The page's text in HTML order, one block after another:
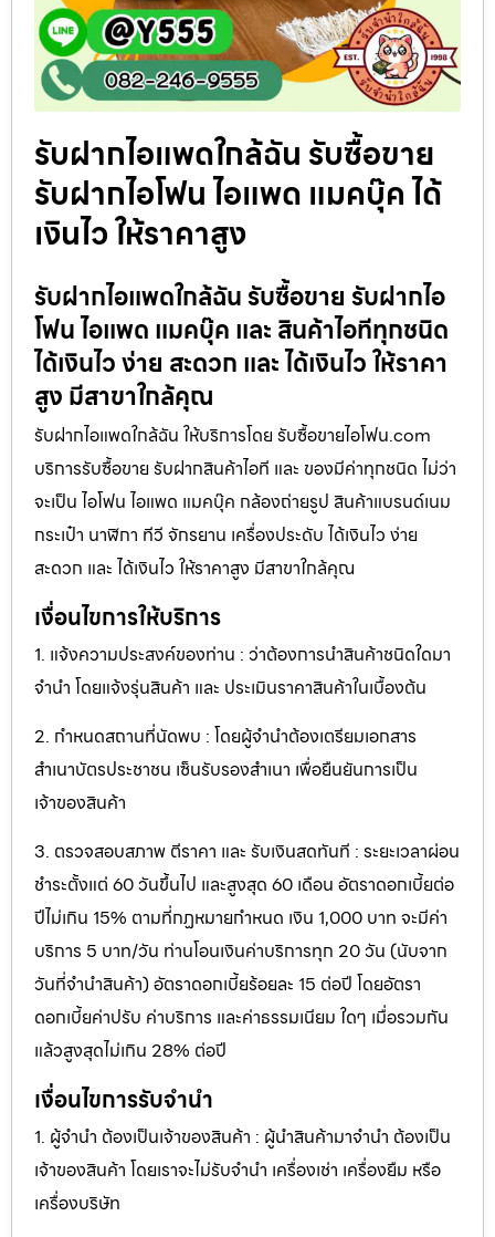
รับฝากไอแพดใกล้ฉัน รับซื้อขาย
รับฝากไอโฟน ไอแพด แมคบุ๊ค ได้
เงินไว ให้ราคาสูง
รับฝากไอแพดใกล้ฉัน รับซื้อขาย รับฝากไอ
โฟน ไอแพด แมคบุ๊ค และ สินค้าไอทีทุกชนิด
ได้เงินไว ง่าย สะดวก และ ได้เงินไว ให้ราคา
สูง มีสาขาใกล้คุณ
รับฝากไอแพดใกล้ฉัน ให้บริการโดย รับซื้อขายไอโฟน.com
บริการรับซื้อขาย รับฝากสินค้าไอที และ ของมีค่าทุกชนิด ไม่ว่า
จะเป็น ไอโฟน ไอแพด แมคบุ๊ค กล้องถ่ายรูป สินค้าแบรนด์เนม
กระเป๋า นาฬิกา ทีวี จักรยาน เครื่องประดับ ได้เงินไว ง่าย
สะดวก และ ได้เงินไว ให้ราคาสูง มีสาขาใกล้คุณ
เงื่อนไขการให้บริการ
1. แจ้งความประสงค์ของท่าน : ว่าต้องการนำสินค้าชนิดใดมา
จำนำ โดยแจ้งรุ่นสินค้า และ ประเมินราคาสินค้าในเบื้องต้น
2. กำหนดสถานที่นัดพบ : โดยผู้จำนำต้องเตรียมเอกสาร
สำเนาบัตรประชาชน เซ็นรับรองสำเนา เพื่อยืนยันการเป็น
เจ้าของสินค้า
3. ตรวจสอบสภาพ ตีราคา และ รับเงินสดทันที : ระยะเวลาผ่อน
ชำระตั้งแต่ 60 วันขึ้นไป และสูงสุด 60 เดือน อัตราดอกเบี้ยต่อ
ปีไม่เกิน 15% ตามที่กฏหมายกำหนด เงิน 1,000 บาท จะมีค่า
บริการ 5 บาท/วัน ท่านโอนเงินค่าบริการทุก 20 วัน (นับจาก
วันที่จำนำสินค้า) อัตราดอกเบี้ยร้อยละ 15 ต่อปี โดยอัตรา
ดอกเบี้ยค่าปรับ ค่าบริการ และค่าธรรมเนียม ใดๆ เมื่อรวมกัน
แล้วสูงสุดไม่เกิน 28% ต่อปี
เงื่อนไขการรับจำนำ
1. ผู้จำนำ ต้องเป็นเจ้าของสินค้า : ผู้นำสินค้ามาจำนำ ต้องเป็น
เจ้าของสินค้า โดยเราจะไม่รับจำนำ เครื่องเช่า เครื่องยืม หรือ
เครื่องบริษัท